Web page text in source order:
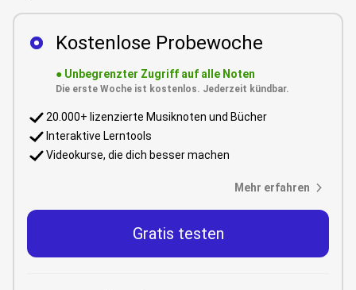
Kostenlose Probewoche
● Unbegrenzter Zugriff auf alle Noten
Die erste Woche ist kostenlos. Jederzeit kündbar.
20.000+ lizenzierte Musiknoten und Bücher
Interaktive Lerntools
Videokurse, die dich besser machen
Mehr erfahren
Gratis testen